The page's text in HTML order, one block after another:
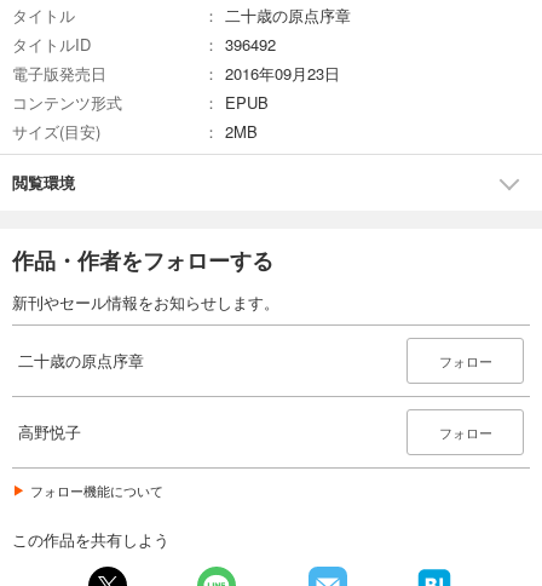
タイトル
二十歳の原点序章
タイトルID
396492
電子版発売日
2016年09月23日
コンテンツ形式
EPUB
サイズ(目安)
2MB
閲覧環境
作品・作者をフォローする
新刊やセール情報をお知らせします。
二十歳の原点序章 フォロー
高野悦子 フォロー
フォロー機能について
この作品を共有しよう